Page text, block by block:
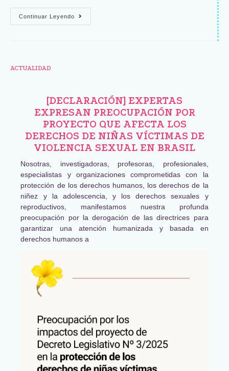
Continuar Leyendo
ACTUALIDAD
[DECLARACIÓN] EXPERTAS
EXPRESAN PREOCUPACIÓN POR
PROYECTO QUE AFECTA LOS
DERECHOS DE NIÑAS VÍCTIMAS DE
VIOLENCIA SEXUAL EN BRASIL
Nosotras, investigadoras, profesoras, profesionales,
especialistas y organizaciones comprometidas con la
protección de los derechos humanos, los derechos de la
niñez y la adolescencia, y los derechos sexuales y
reproductivos, manifestamos nuestra profunda
preocupación por la derogación de las directrices para
garantizar una atención humanizada y basada en
derechos humanos a